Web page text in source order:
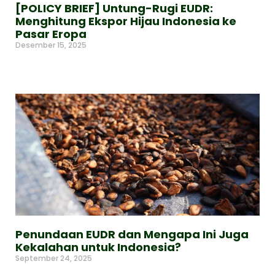
[POLICY BRIEF] Untung-Rugi EUDR:
Menghitung Ekspor Hijau Indonesia ke
Pasar Eropa
Desember 15, 2025
Penundaan EUDR dan Mengapa Ini Juga
Kekalahan untuk Indonesia?
September 24, 2025